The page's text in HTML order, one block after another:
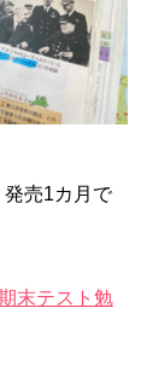
売1カ月で
末テスト勉